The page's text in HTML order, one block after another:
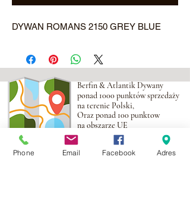
DYWAN ROMANS 2150 GREY BLUE
Berfin & Atlantik Dywany
ponad 1000 punktów sprzedaży
na terenie Polski,
Oraz ponad 100 punktow
na obszarze UE
Adres:
Al. Krakowska 2,
Phone Email Facebook Adres